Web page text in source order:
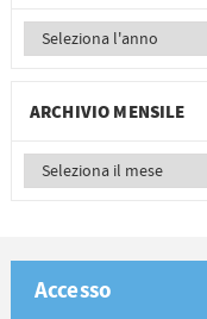
ARCHIVIO MENSILE
Accesso